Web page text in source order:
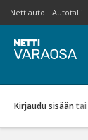
Nettiauto Autotalli
Kirjaudu sisään tai